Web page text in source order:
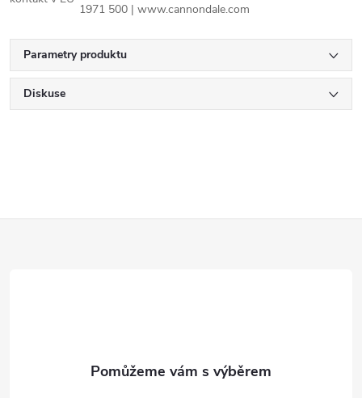
1971 500 | www.cannondale.com
Parametry produktu
Diskuse